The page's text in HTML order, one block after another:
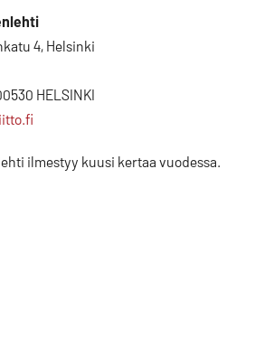
4, Helsinki
HELSINKI
ilmestyy kuusi kertaa vuodessa.